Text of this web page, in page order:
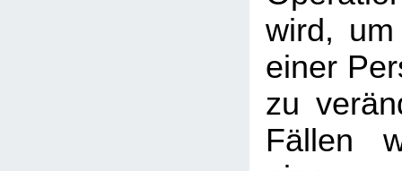
wird,
einer
zu
Fällen